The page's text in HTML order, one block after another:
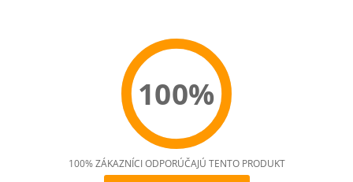
100%
100% ZÁKAZNÍCI ODPORÚČAJÚ TENTO PRODUKT